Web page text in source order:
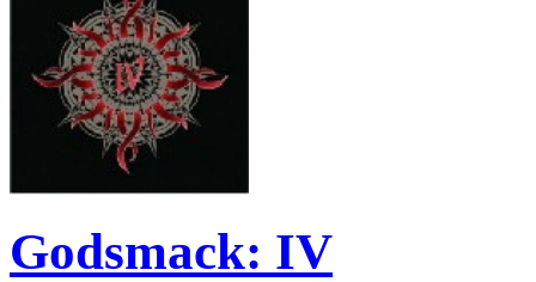
Godsmack: IV